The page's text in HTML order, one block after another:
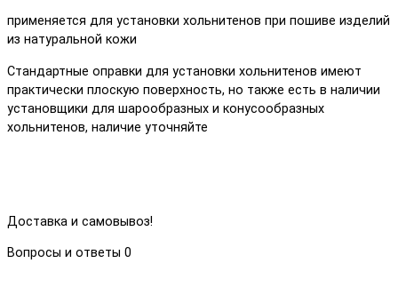
применяется для установки хольнитенов при пошиве изделий
из натуральной кожи
Стандартные оправки для установки хольнитенов имеют
практически плоскую поверхность, но также есть в наличии
установщики для шарообразных и конусообразных
хольнитенов, наличие уточняйте
Доставка и самовывоз!
Вопросы и ответы 0